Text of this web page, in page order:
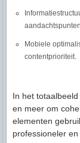
aandachtspunten.
Mobiele
contentprioriteit.
In het
en meer om
elementen
professioneler